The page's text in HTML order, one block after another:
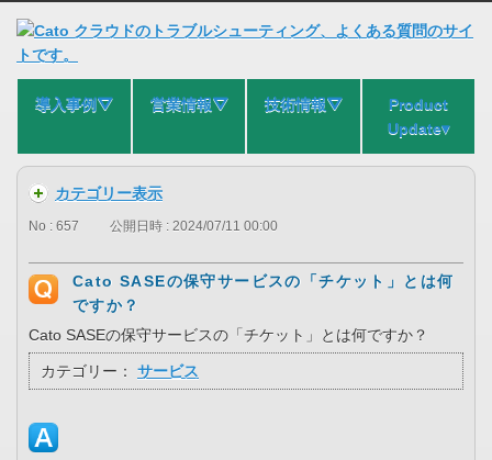
導入事例⛛ 営業情報⛛ 技術情報⛛
Product
Update▾
カテゴリー表示
No : 657 公開日時 : 2024/07/11 00:00
Cato SASEの保守サービスの「チケット」とは何
ですか？
Cato SASEの保守サービスの「チケット」とは何ですか？
カテゴリー： サービス